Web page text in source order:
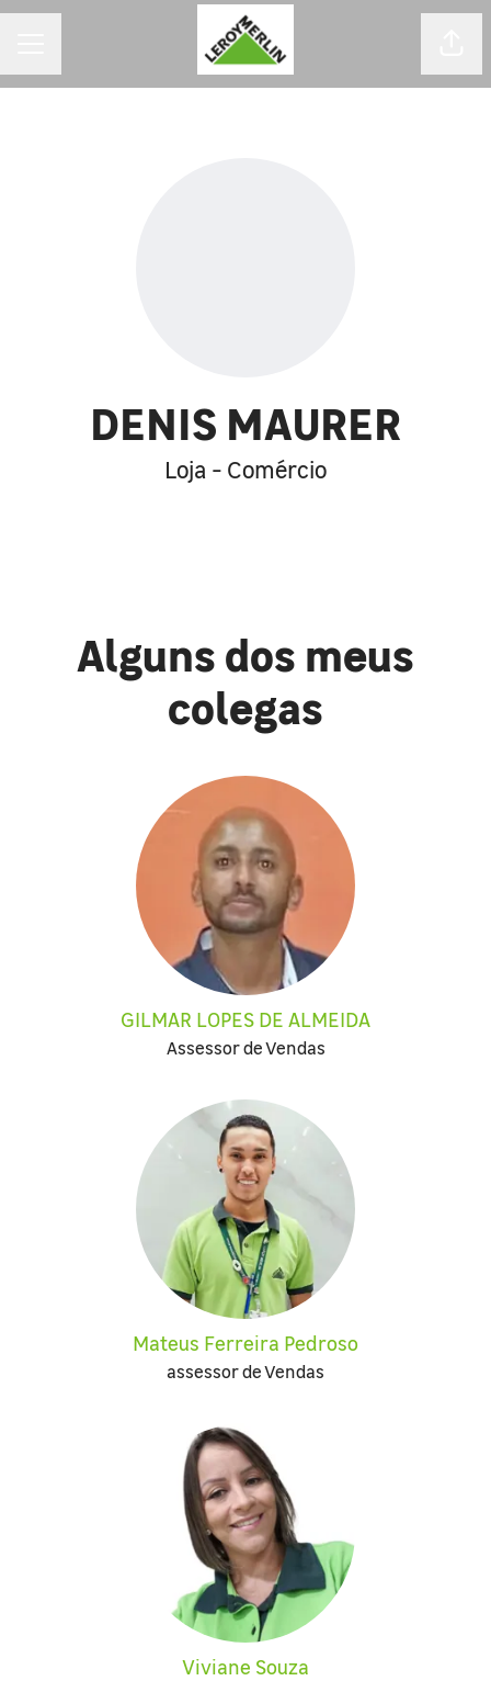
DENIS MAURER
Loja - Comércio
Alguns dos meus
colegas
GILMAR LOPES DE ALMEIDA
Assessor de Vendas
Mateus Ferreira Pedroso
assessor de Vendas
Viviane Souza